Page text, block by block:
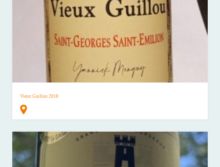
Vieux Guillou 2018